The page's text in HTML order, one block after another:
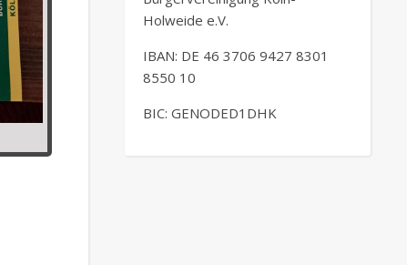
Holweide e.V.
IBAN: DE 46 3706 9427 8301
8550 10
BIC: GENODED1DHK